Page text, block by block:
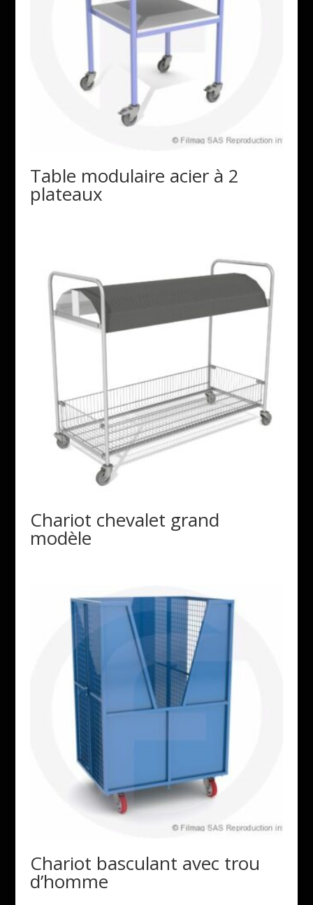
Table modulaire acier à 2
plateaux
Chariot chevalet grand
modèle
Chariot basculant avec trou
d’homme